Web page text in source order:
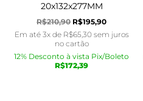
20x132x277MM
R$210,90 R$195,90
Em até 3x de R$65,30 sem juros
no cartão
12% Desconto à vista Pix/Boleto
R$172,39